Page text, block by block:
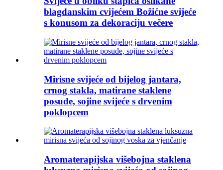
blagdanskim cvijećem Božićne svijeće
s konusom za dekoraciju večere
Mirisne svijeće od bijelog jantara,
crnog stakla, matirane staklene
posude, sojine svijeće s drvenim
poklopcem
Aromaterapijska višebojna staklena